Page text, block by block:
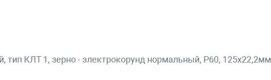
КЛТ 1, зерно - электрокорунд нормальный, P60, 125х22,2мм